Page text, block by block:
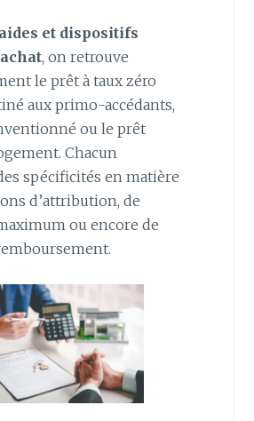
aides et dispositifs
, on retrouve
le prêt à taux zéro
aux primo-accédants,
ou le prêt
Chacun
spécificités en matière
d’attribution, de
ou encore de